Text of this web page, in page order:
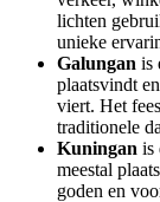
lichten
unieke
Galungan is
plaatsvindt
viert. Het
traditionele
Kuningan is
meestal
goden en